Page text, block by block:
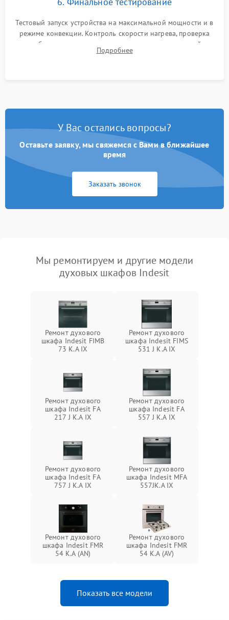
Тестовый запуск устройства на максимальной мощности и в
режиме конвекции. Контроль скорости нагрева, проверка
срабатывания термостата при достижении заданной
температуры и тест на отсутствие утечек тока.
Подробнее
У Вас остались вопросы?
Оставьте заявку, мы свяжемся с Вами в ближайшее
время
Заказать звонок
Мы ремонтируем и другие модели
духовых шкафов Indesit
Ремонт духового
шкафа Indesit FIMB
73 K.A IX
Ремонт духового
шкафа Indesit FIMS
531 J K.A IX
Ремонт духового
шкафа Indesit FA
217 J K.A IX
Ремонт духового
шкафа Indesit FA
557 J K.A IX
Ремонт духового
шкафа Indesit FA
757 J K.A IX
Ремонт духового
шкафа Indesit MFA
557JK.A IX
Ремонт духового
шкафа Indesit FMR
54 K.A (AN)
Ремонт духового
шкафа Indesit FMR
54 K.A (AV)
Показать все модели